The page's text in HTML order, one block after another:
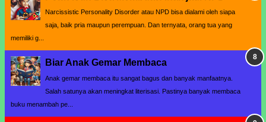
Narcissistic Personality Disorder atau NPD bisa dialami oleh siapa
saja, baik pria maupun perempuan. Dan ternyata, orang tua yang
memiliki g...
Biar Anak Gemar Membaca
Anak gemar membaca itu sangat bagus dan banyak manfaatnya.
Salah satunya akan meningkat literisasi. Pastinya banyak membaca
buku menambah pe...